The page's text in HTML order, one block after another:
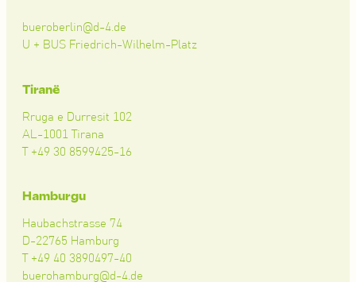
bueroberlin@d-4.de
U + BUS Friedrich-Wilhelm-Platz
Tiranë
Rruga e Durresit 102
AL-1001 Tirana
T +49 30 8599425-16
Hamburgu
Haubachstrasse 74
D-22765 Hamburg
T +49 40 3890497-40
buerohamburg@d-4.de